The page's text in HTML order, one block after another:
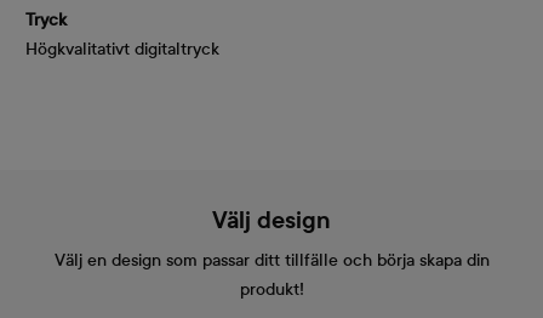
Tryck
Högkvalitativt digitaltryck
Välj design
Välj en design som passar ditt tillfälle och börja skapa din
produkt!